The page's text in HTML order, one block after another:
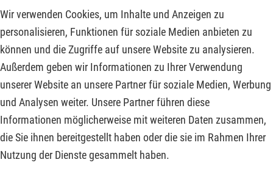
Wir verwenden Cookies, um Inhalte und Anzeigen zu
personalisieren, Funktionen für soziale Medien anbieten zu
können und die Zugriffe auf unsere Website zu analysieren.
Außerdem geben wir Informationen zu Ihrer Verwendung
unserer Website an unsere Partner für soziale Medien, Werbung
und Analysen weiter. Unsere Partner führen diese
Informationen möglicherweise mit weiteren Daten zusammen,
die Sie ihnen bereitgestellt haben oder die sie im Rahmen Ihrer
Nutzung der Dienste gesammelt haben.
Berlin erhalten. Laut Bericht der Süddeutschen geht es um
die Geschäftsbeziehungen der Bank mit dem russischen
Oligarchen Roman Abramowitsch. Der Aktienkurs der
Deutschen Bank reagierte sofort und die Aktie verlor gestern
ca. 2,8 %. Deutlich besser sieht es dagegen bei diesen
Unternehmen aus: